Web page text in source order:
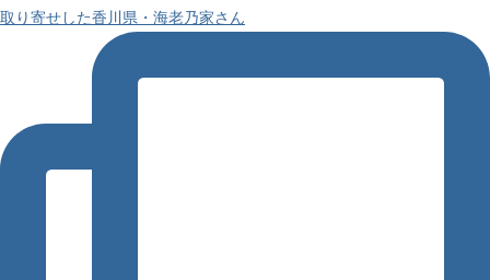
取り寄せした香川県・海老乃家さん